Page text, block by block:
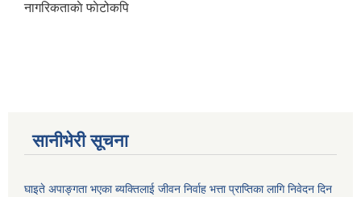
नागरिकताकाे फाेटोकपि
सानीभेरी सूचना
घाइते अपाङ्गता भएका ब्यक्तिलाई जीवन निर्वाह भत्ता प्राप्तिका लागि निवेदन दिन